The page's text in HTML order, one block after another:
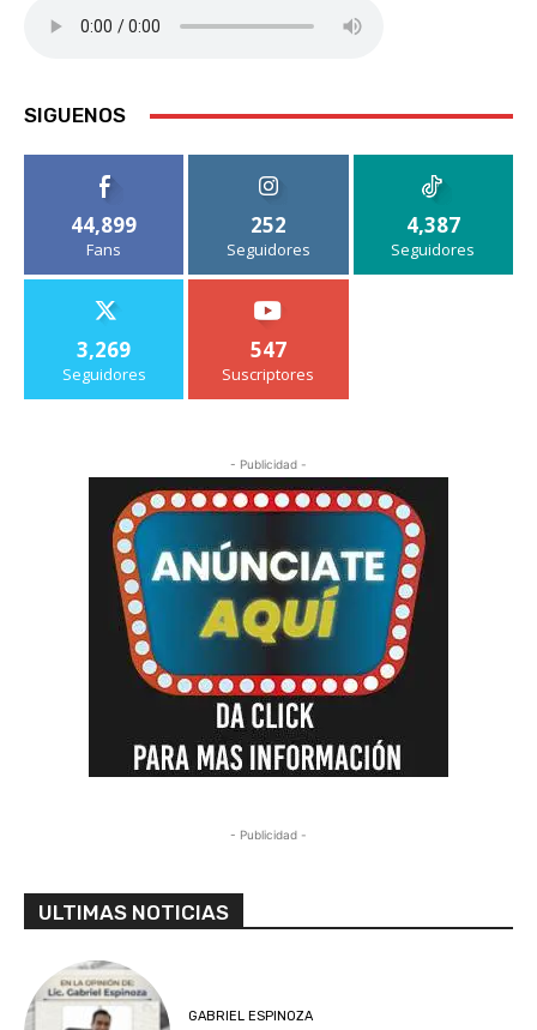
SIGUENOS
44,899
Fans
252
Seguidores
4,387
Seguidores
3,269
Seguidores
547
Suscriptores
- Publicidad -
- Publicidad -
ULTIMAS NOTICIAS
GABRIEL ESPINOZA